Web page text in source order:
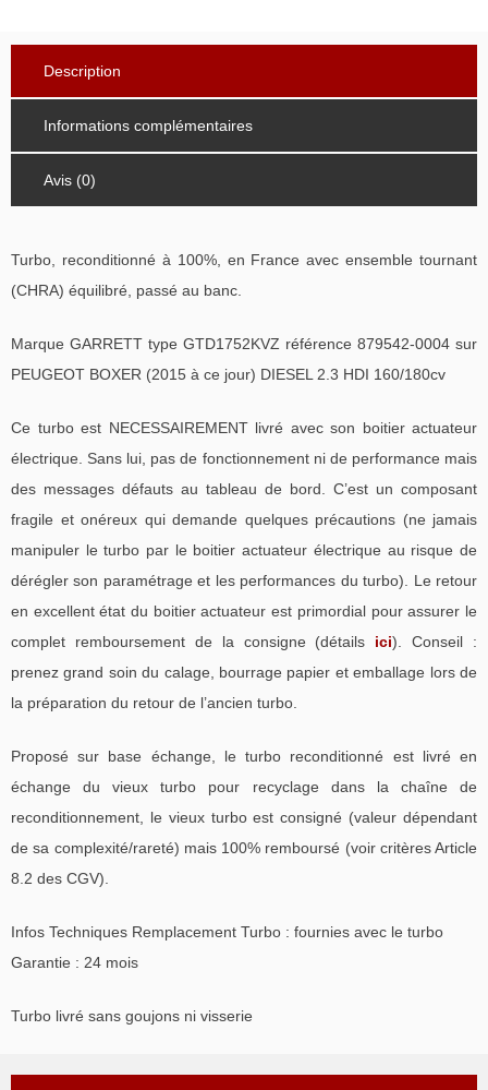
Description
Informations complémentaires
Avis (0)
Turbo, reconditionné à 100%, en France avec ensemble tournant
(CHRA) équilibré, passé au banc.
Marque GARRETT type GTD1752KVZ référence 879542-0004 sur
PEUGEOT BOXER (2015 à ce jour) DIESEL 2.3 HDI 160/180cv
Ce turbo est NECESSAIREMENT livré avec son boitier actuateur
électrique. Sans lui, pas de fonctionnement ni de performance mais
des messages défauts au tableau de bord. C’est un composant
fragile et onéreux qui demande quelques précautions (ne jamais
manipuler le turbo par le boitier actuateur électrique au risque de
dérégler son paramétrage et les performances du turbo). Le retour
en excellent état du boitier actuateur est primordial pour assurer le
complet remboursement de la consigne (détails ici). Conseil :
prenez grand soin du calage, bourrage papier et emballage lors de
la préparation du retour de l’ancien turbo.
Proposé sur base échange, le turbo reconditionné est livré en
échange du vieux turbo pour recyclage dans la chaîne de
reconditionnement, le vieux turbo est consigné (valeur dépendant
de sa complexité/rareté) mais 100% remboursé (voir critères Article
8.2 des CGV).
Infos Techniques Remplacement Turbo : fournies avec le turbo
Garantie : 24 mois
Turbo livré sans goujons ni visserie